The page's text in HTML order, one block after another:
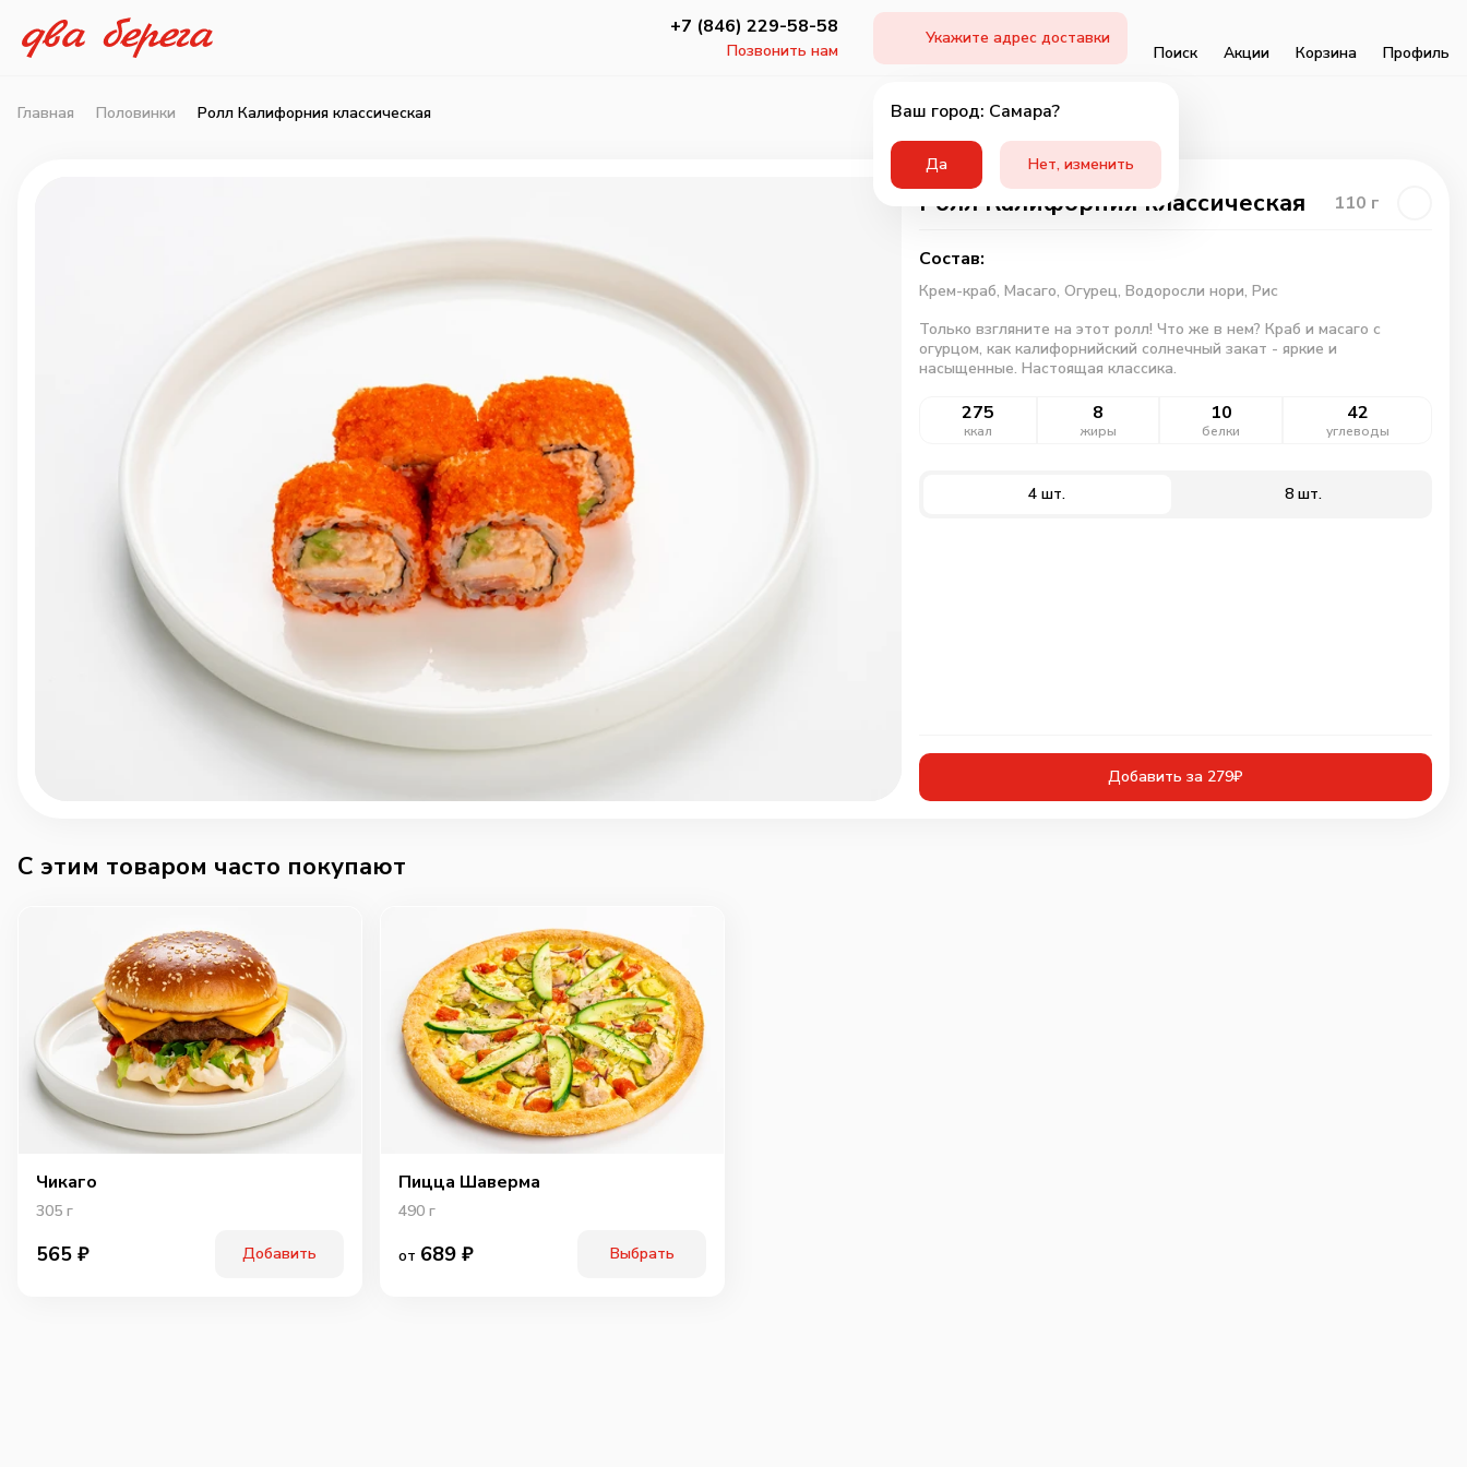
+7 (846) 229-58-58
Позвонить нам
Укажите адрес доставки
Ваш город: Самара?
Да Нет, изменить
Поиск Акции Корзина Профиль
Главная Половинки Ролл Калифорния классическая
Ролл Калифорния классическая 110 г
Состав:
Крем-краб, Масаго, Огурец, Водоросли нори, Рис
Только взгляните на этот ролл! Что же в нем? Краб и масаго с
огурцом, как калифорнийский солнечный закат - яркие и
насыщенные. Настоящая классика.
275
ккал
8
жиры
10
белки
42
углеводы
4 шт. 8 шт.
Добавить за 279₽
C этим товаром часто покупают
Чикаго
305 г
565 ₽ Добавить
Пицца Шаверма
490 г
от 689 ₽ Выбрать